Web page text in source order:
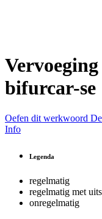
bifurcar-se
Oefen dit werkwoord
Info
Legenda
regelmatig
regelmatig met
onregelmatig